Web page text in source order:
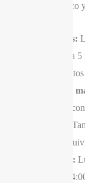
transporte público
Autobús:
Duque, a
a 2
Parking
SABA,
Torneo.
Horario:
9:00 a